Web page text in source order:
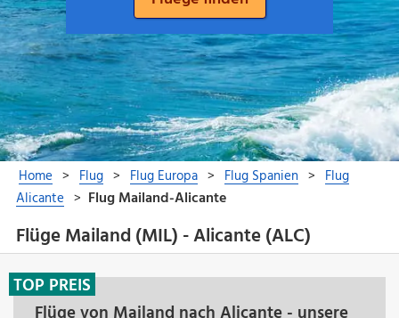
Flüge Mailand (MIL) - Alicante (ALC)
TOP PREIS